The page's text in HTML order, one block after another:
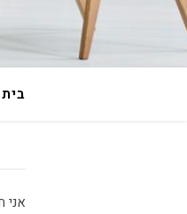
בית
אני